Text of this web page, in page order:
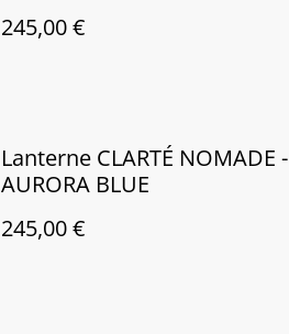
245,00 €
Lanterne CLARTÉ NOMADE -
AURORA BLUE
245,00 €